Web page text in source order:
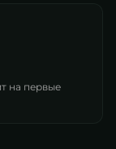
на первые